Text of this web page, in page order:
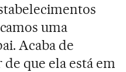
uma
Acaba de
que ela está em